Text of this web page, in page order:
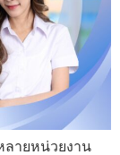
ลายหน่วยงาน